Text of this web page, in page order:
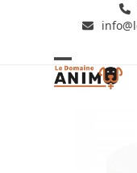
Open
Close